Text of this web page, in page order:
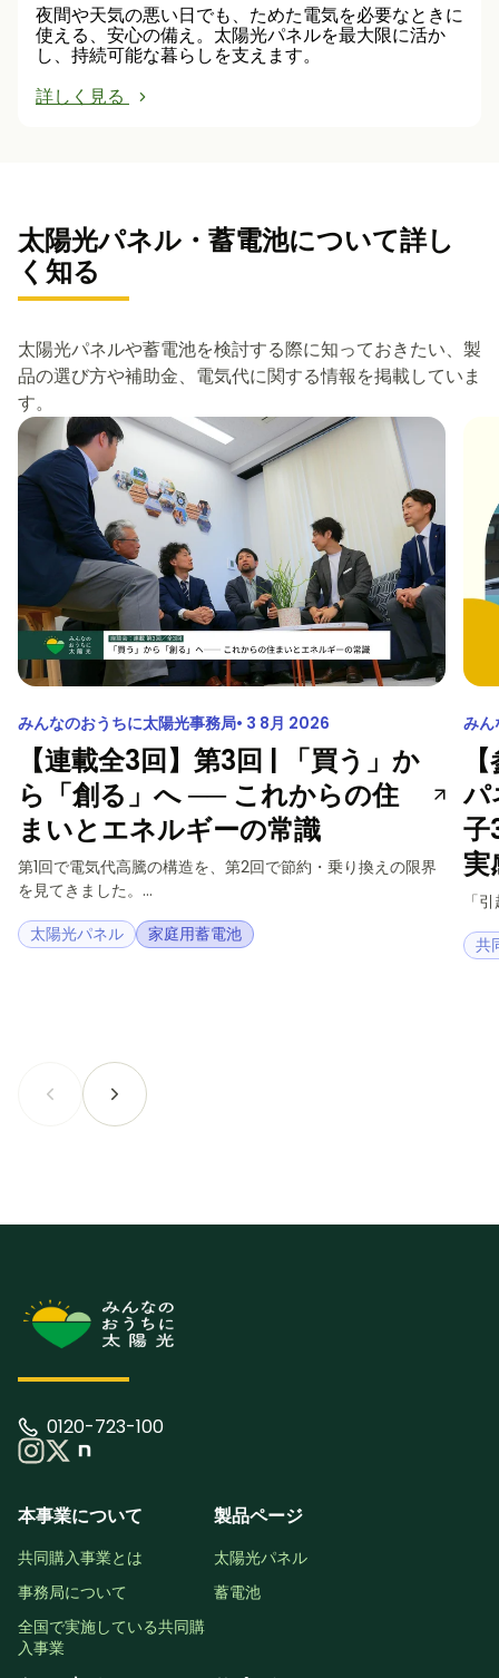
夜間や天気の悪い日でも、ためた電気を必要なときに
使える、安心の備え。太陽光パネルを最大限に活か
し、持続可能な暮らしを支えます。
詳しく見る
太陽光パネル・蓄電池について詳し
く知る
太陽光パネルや蓄電池を検討する際に知っておきたい、製
品の選び方や補助金、電気代に関する情報を掲載していま
す。
みんなのおうちに太陽光事務局 3 8月 2026
【連載全3回】第3回 | 「買う」か
ら「創る」へ ── これからの住
まいとエネルギーの常識
第1回で電気代高騰の構造を、第2回で節約・乗り換えの限界
を見てきました。...
太陽光パネル
家庭用蓄電池
みん
パ
子
実
「
共
0120-723-100
本事業について
共同購入事業とは
事務局について
全国で実施している共同購
入事業
製品ページ
太陽光パネル
蓄電池